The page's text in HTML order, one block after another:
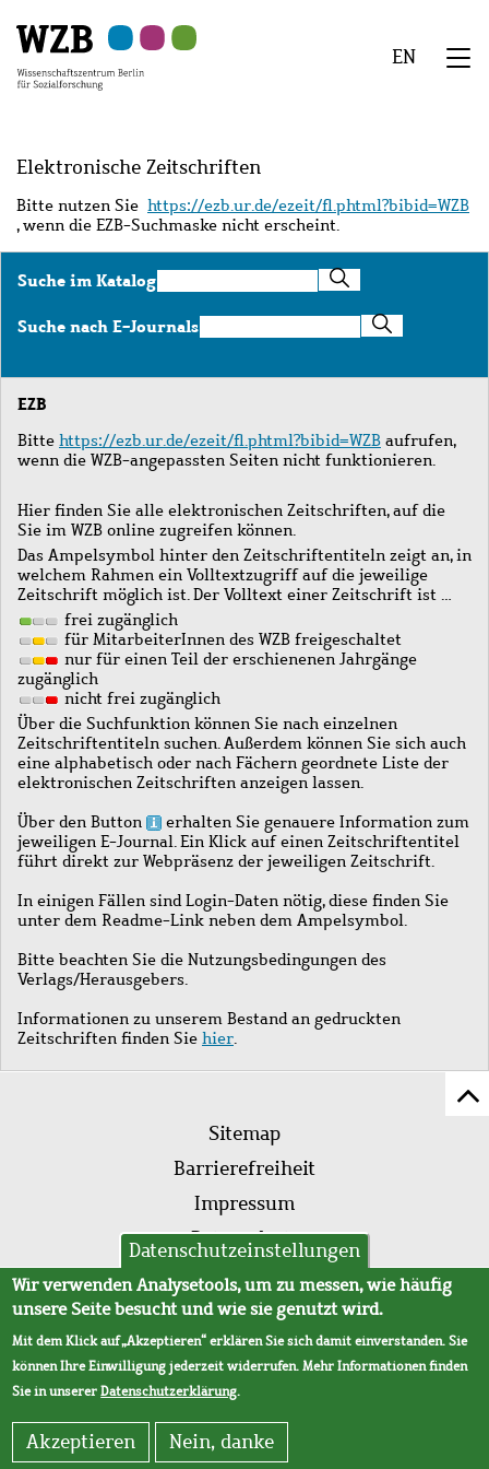
Hauptinhalt
springen
Navigation
springen
Suche
springen
Sekundärnavigation
springen
Fußzeile
springen
EN
Elektronische Zeitschriften
Bitte nutzen Sie https://ezb.ur.de/ezeit/fl.phtml?bibid=WZB
, wenn die EZB-Suchmaske nicht erscheint.
Suche im KatalogSuche
im
Katalog
Suche nach E-JournalsSuche
nach
Journals
EZB
Bitte https://ezb.ur.de/ezeit/fl.phtml?bibid=WZB aufrufen,
wenn die WZB-angepassten Seiten nicht funktionieren.
Hier finden Sie alle elektronischen Zeitschriften, auf die
Sie im WZB online zugreifen können.
Das Ampelsymbol hinter den Zeitschriftentiteln zeigt an, in
welchem Rahmen ein Volltextzugriff auf die jeweilige
Zeitschrift möglich ist. Der Volltext einer Zeitschrift ist …
frei zugänglich
für MitarbeiterInnen des WZB freigeschaltet
nur für einen Teil der erschienenen Jahrgänge
zugänglich
nicht frei zugänglich
Über die Suchfunktion können Sie nach einzelnen
Zeitschriftentiteln suchen. Außerdem können Sie sich auch
eine alphabetisch oder nach Fächern geordnete Liste der
elektronischen Zeitschriften anzeigen lassen.
Über den Button
erhalten Sie genauere Information zum
jeweiligen E-Journal. Ein Klick auf einen Zeitschriftentitel
führt direkt zur Webpräsenz der jeweiligen Zeitschrift.
In einigen Fällen sind Login-Daten nötig, diese finden Sie
unter dem Readme-Link neben dem Ampelsymbol.
Bitte beachten Sie die Nutzungsbedingungen des
Verlags/Herausgebers.
Informationen zu unserem Bestand an gedruckten
Zeitschriften finden Sie hier.
Fußleistenmenü
Sitemap
Barrierefreiheit
Impressum
Datenschutz
AVB
Datenschutzeinstellungen
Wir verwenden Analysetools, um zu messen, wie häufig
unsere Seite besucht und wie sie genutzt wird.
Mit dem Klick auf „Akzeptieren“ erklären Sie sich damit einverstanden. Sie
können Ihre Einwilligung jederzeit widerrufen. Mehr Informationen finden
Sie in unsererDatenschutzerklärung.
Akzeptieren Nein, danke